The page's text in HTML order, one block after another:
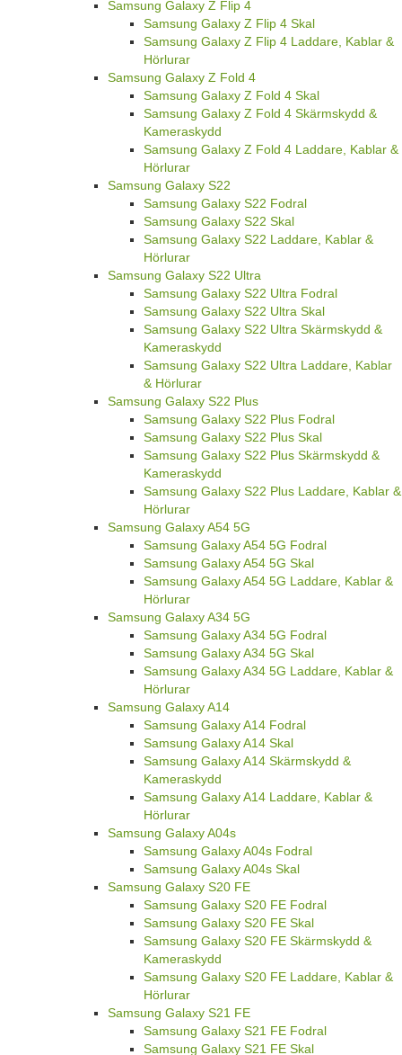
Samsung Galaxy Z Flip 4
Samsung Galaxy Z Flip 4 Skal
Samsung Galaxy Z Flip 4 Laddare, Kablar &
Hörlurar
Samsung Galaxy Z Fold 4
Samsung Galaxy Z Fold 4 Skal
Samsung Galaxy Z Fold 4 Skärmskydd &
Kameraskydd
Samsung Galaxy Z Fold 4 Laddare, Kablar &
Hörlurar
Samsung Galaxy S22
Samsung Galaxy S22 Fodral
Samsung Galaxy S22 Skal
Samsung Galaxy S22 Laddare, Kablar &
Hörlurar
Samsung Galaxy S22 Ultra
Samsung Galaxy S22 Ultra Fodral
Samsung Galaxy S22 Ultra Skal
Samsung Galaxy S22 Ultra Skärmskydd &
Kameraskydd
Samsung Galaxy S22 Ultra Laddare, Kablar
& Hörlurar
Samsung Galaxy S22 Plus
Samsung Galaxy S22 Plus Fodral
Samsung Galaxy S22 Plus Skal
Samsung Galaxy S22 Plus Skärmskydd &
Kameraskydd
Samsung Galaxy S22 Plus Laddare, Kablar &
Hörlurar
Samsung Galaxy A54 5G
Samsung Galaxy A54 5G Fodral
Samsung Galaxy A54 5G Skal
Samsung Galaxy A54 5G Laddare, Kablar &
Hörlurar
Samsung Galaxy A34 5G
Samsung Galaxy A34 5G Fodral
Samsung Galaxy A34 5G Skal
Samsung Galaxy A34 5G Laddare, Kablar &
Hörlurar
Samsung Galaxy A14
Samsung Galaxy A14 Fodral
Samsung Galaxy A14 Skal
Samsung Galaxy A14 Skärmskydd &
Kameraskydd
Samsung Galaxy A14 Laddare, Kablar &
Hörlurar
Samsung Galaxy A04s
Samsung Galaxy A04s Fodral
Samsung Galaxy A04s Skal
Samsung Galaxy S20 FE
Samsung Galaxy S20 FE Fodral
Samsung Galaxy S20 FE Skal
Samsung Galaxy S20 FE Skärmskydd &
Kameraskydd
Samsung Galaxy S20 FE Laddare, Kablar &
Hörlurar
Samsung Galaxy S21 FE
Samsung Galaxy S21 FE Fodral
Samsung Galaxy S21 FE Skal